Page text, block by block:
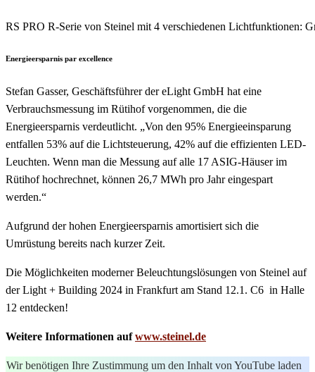
RS PRO R-Serie von Steinel mit 4 verschiedenen Lichtfunktionen:
Energieersparnis par excellence
Stefan Gasser, Geschäftsführer der eLight GmbH hat eine
Verbrauchsmessung im Rütihof vorgenommen, die die
Energieersparnis verdeutlicht. „Von den 95% Energieeinsparung
entfallen 53% auf die Lichtsteuerung, 42% auf die effizienten LED-
Leuchten. Wenn man die Messung auf alle 17 ASIG-Häuser im
Rütihof hochrechnet, können 26,7 MWh pro Jahr eingespart
werden.“
Aufgrund der hohen Energieersparnis amortisiert sich die
Umrüstung bereits nach kurzer Zeit.
Die Möglichkeiten moderner Beleuchtungslösungen von Steinel auf
der Light + Building 2024 in Frankfurt am Stand 12.1. C6 in Halle
12 entdecken!
Weitere Informationen aufwww.steinel.de
Wir benötigen Ihre Zustimmung um den Inhalt von YouTube laden